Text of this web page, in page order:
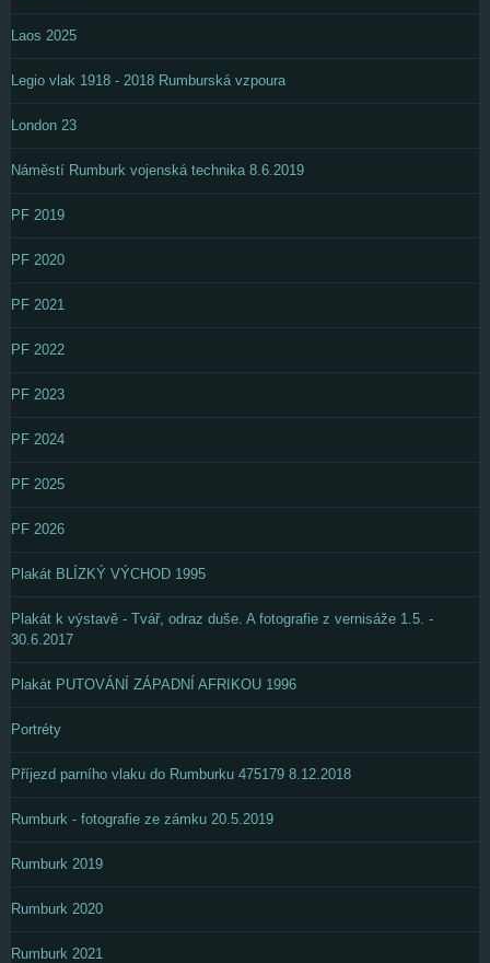
Laos 2025
Legio vlak 1918 - 2018 Rumburská vzpoura
London 23
Náměstí Rumburk vojenská technika 8.6.2019
PF 2019
PF 2020
PF 2021
PF 2022
PF 2023
PF 2024
PF 2025
PF 2026
Plakát BLÍZKÝ VÝCHOD 1995
Plakát k výstavě - Tvář, odraz duše. A fotografie z vernisáže 1.5. -
30.6.2017
Plakát PUTOVÁNÍ ZÁPADNÍ AFRIKOU 1996
Portréty
Příjezd parního vlaku do Rumburku 475179 8.12.2018
Rumburk - fotografie ze zámku 20.5.2019
Rumburk 2019
Rumburk 2020
Rumburk 2021